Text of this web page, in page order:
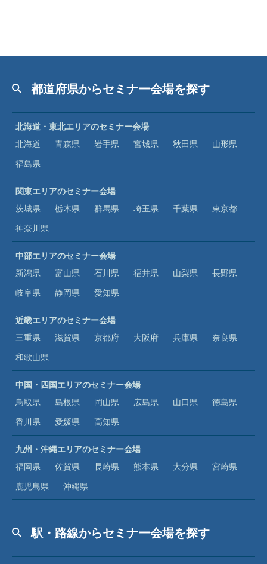
都道府県からセミナー会場を探す
北海道・東北エリアのセミナー会場
北海道
青森県 岩手県 宮城県 秋田県
山形県
福島県
関東エリアのセミナー会場
茨城県
栃木県 群馬県 埼玉県 千葉県
東京都
神奈川県
中部エリアのセミナー会場
新潟県
富山県 石川県 福井県 山梨県
長野県
岐阜県
静岡県 愛知県
近畿エリアのセミナー会場
三重県
滋賀県 京都府 大阪府 兵庫県
奈良県
和歌山県
中国・四国エリアのセミナー会場
鳥取県
島根県 岡山県 広島県 山口県
徳島県
香川県
愛媛県 高知県
九州・沖縄エリアのセミナー会場
福岡県
佐賀県 長崎県 熊本県 大分県
宮崎県
鹿児島県
沖縄県
駅・路線からセミナー会場を探す